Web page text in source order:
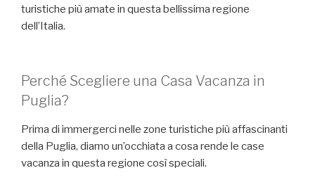
turistiche più amate in questa bellissima regione
dell’Italia.
Perché Scegliere una Casa Vacanza in
Puglia?
Prima di immergerci nelle zone turistiche più affascinanti
della Puglia, diamo un’occhiata a cosa rende le case
vacanza in questa regione così speciali.